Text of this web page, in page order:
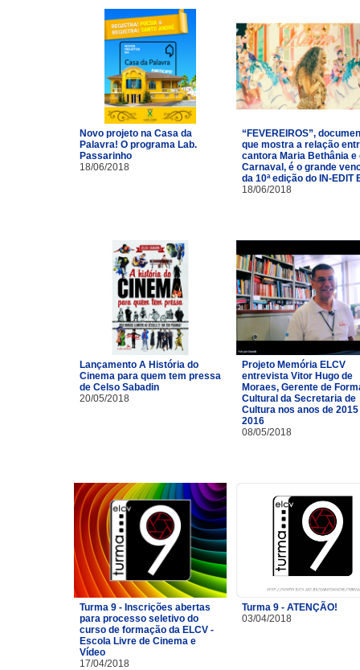
Novo projeto na Casa da
Palavra! O programa Lab.
Passarinho
18/06/2018
“FEVEREIROS”,
que mostra a relação
cantora Maria Bethânia e
Carnaval, é o grande
da 10ª edição do IN-EDIT
18/06/2018
Lançamento A História do
Cinema para quem tem pressa
de Celso Sabadin
20/05/2018
Projeto Memória ELCV
entrevista Vitor Hugo de
Moraes, Gerente de
Cultural da Secretaria de
Cultura nos anos de 2015
2016
08/05/2018
Turma 9 - Inscrições abertas
para processo seletivo do
curso de formação da ELCV -
Escola Livre de Cinema e
Vídeo
17/04/2018
Turma 9 - ATENÇÃO!
03/04/2018